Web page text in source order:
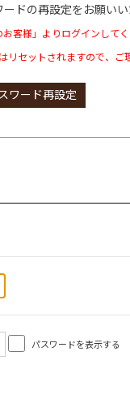
ドの再設定をお願いい
客様」よりログインしてく
セットされますので、ご
ワード再設定
パスワードを表示する